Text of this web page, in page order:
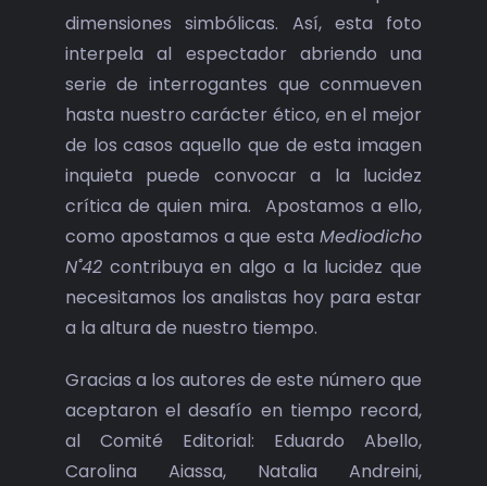
dimensiones simbólicas. Así, esta foto
interpela al espectador abriendo una
serie de interrogantes que conmueven
hasta nuestro carácter ético, en el mejor
de los casos aquello que de esta imagen
inquieta puede convocar a la lucidez
crítica de quien mira. Apostamos a ello,
como apostamos a que estaMediodicho
N˚42contribuya en algo a la lucidez que
necesitamos los analistas hoy para estar
a la altura de nuestro tiempo.
Gracias a los autores de este número que
aceptaron el desafío en tiempo record,
al Comité Editorial: Eduardo Abello,
Carolina Aiassa, Natalia Andreini,